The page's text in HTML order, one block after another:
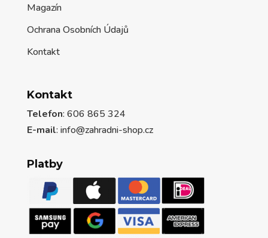
Magazín
Ochrana Osobních Údajů
Kontakt
Kontakt
Telefon: 606 865 324
E-mail: info@zahradni-shop.cz
Platby